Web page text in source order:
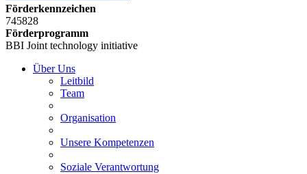
Förderkennzeichen
745828
Förderprogramm
BBI Joint technology initiative
Über Uns
Leitbild
Team
Organisation
Unsere Kompetenzen
Soziale Verantwortung